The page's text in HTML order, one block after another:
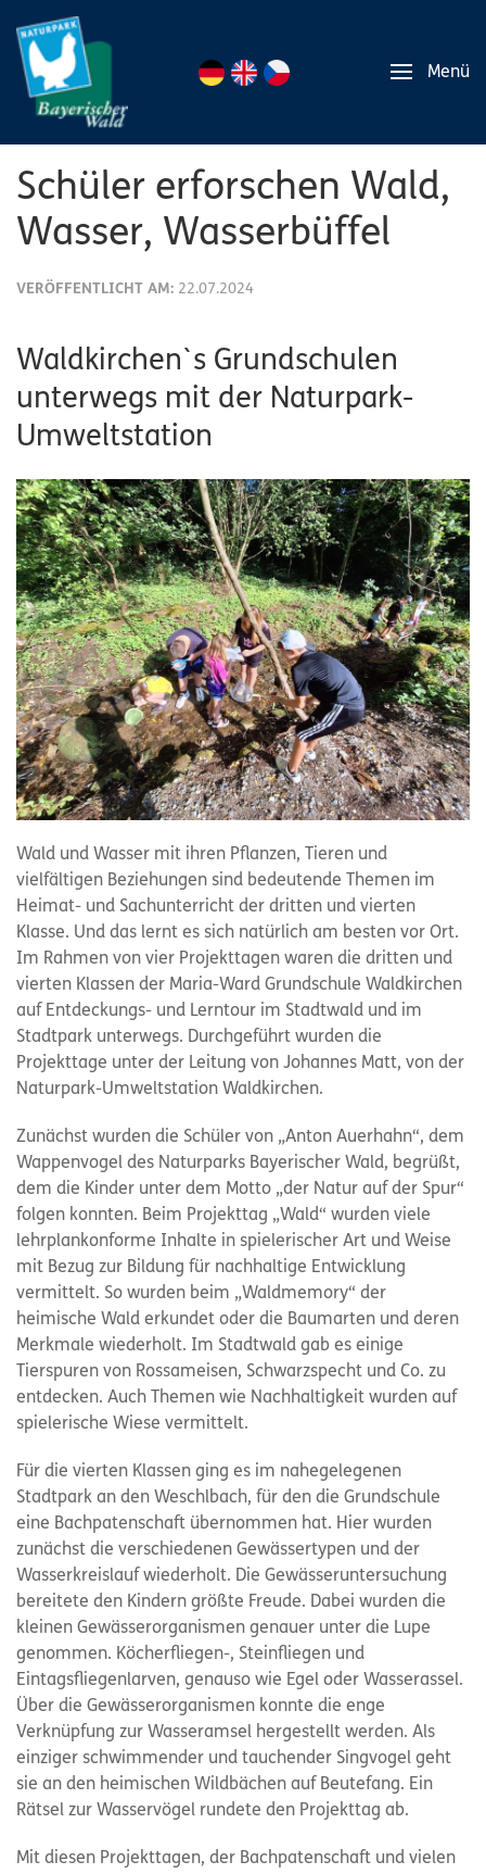
Menü
Schüler erforschen Wald,
Wasser, Wasserbüffel
VERÖFFENTLICHT AM: 22.07.2024
Waldkirchen`s Grundschulen
unterwegs mit der Naturpark-
Umweltstation
Wald und Wasser mit ihren Pflanzen, Tieren und
vielfältigen Beziehungen sind bedeutende Themen im
Heimat- und Sachunterricht der dritten und vierten
Klasse. Und das lernt es sich natürlich am besten vor Ort.
Im Rahmen von vier Projekttagen waren die dritten und
vierten Klassen der Maria-Ward Grundschule Waldkirchen
auf Entdeckungs- und Lerntour im Stadtwald und im
Stadtpark unterwegs. Durchgeführt wurden die
Projekttage unter der Leitung von Johannes Matt, von der
Naturpark-Umweltstation Waldkirchen.
Zunächst wurden die Schüler von „Anton Auerhahn“, dem
Wappenvogel des Naturparks Bayerischer Wald, begrüßt,
dem die Kinder unter dem Motto „der Natur auf der Spur“
folgen konnten. Beim Projekttag „Wald“ wurden viele
lehrplankonforme Inhalte in spielerischer Art und Weise
mit Bezug zur Bildung für nachhaltige Entwicklung
vermittelt. So wurden beim „Waldmemory“ der
heimische Wald erkundet oder die Baumarten und deren
Merkmale wiederholt. Im Stadtwald gab es einige
Tierspuren von Rossameisen, Schwarzspecht und Co. zu
entdecken. Auch Themen wie Nachhaltigkeit wurden auf
spielerische Wiese vermittelt.
Für die vierten Klassen ging es im nahegelegenen
Stadtpark an den Weschlbach, für den die Grundschule
eine Bachpatenschaft übernommen hat. Hier wurden
zunächst die verschiedenen Gewässertypen und der
Wasserkreislauf wiederholt. Die Gewässeruntersuchung
bereitete den Kindern größte Freude. Dabei wurden die
kleinen Gewässerorganismen genauer unter die Lupe
genommen. Köcherfliegen-, Steinfliegen und
Eintagsfliegenlarven, genauso wie Egel oder Wasserassel.
Über die Gewässerorganismen konnte die enge
Verknüpfung zur Wasseramsel hergestellt werden. Als
einziger schwimmender und tauchender Singvogel geht
sie an den heimischen Wildbächen auf Beutefang. Ein
Rätsel zur Wasservögel rundete den Projekttag ab.
Mit diesen Projekttagen, der Bachpatenschaft und vielen